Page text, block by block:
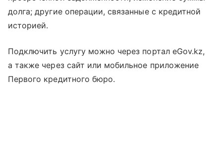
долга; другие операции, связанные с кредитной
историей.
Подключить услугу можно через портал eGov.kz,
а также через сайт или мобильное приложение
Первого кредитного бюро.